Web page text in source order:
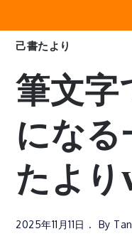
己書たより
筆文字
にな
たより
2025年11月11日 By